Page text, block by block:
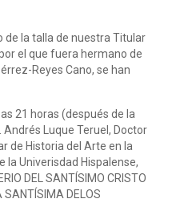
de la talla de nuestra Titular
el que fuera hermano de
Reyes Cano, se han
21 horas (después de la
Luque Teruel, Doctor
de Historia del Arte en la
la Univerisdad Hispalense,
DEL SANTÍSIMO CRISTO
SANTÍSIMA DELOS